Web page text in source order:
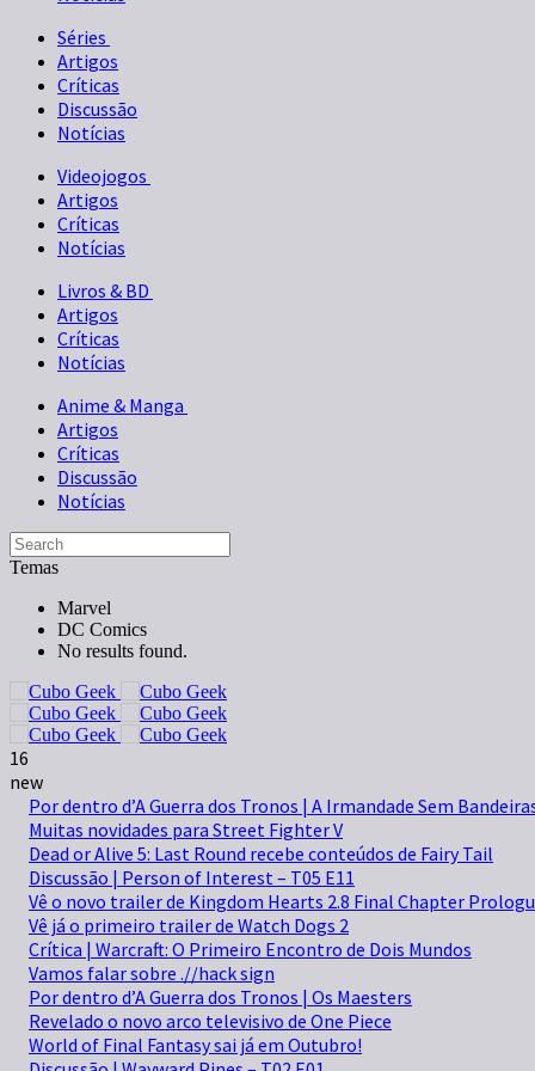
Séries
Artigos
Críticas
Discussão
Notícias
Videojogos
Artigos
Críticas
Notícias
Livros & BD
Artigos
Críticas
Notícias
Anime & Manga
Artigos
Críticas
Discussão
Notícias
Temas
Marvel
DC Comics
No results found.
16
new
Por dentro d’A Guerra dos Tronos | A Irmandade Sem
Muitas novidades para Street Fighter V
Dead or Alive 5: Last Round recebe conteúdos de Fairy Tail
Discussão | Person of Interest – T05 E11
Vê o novo trailer de Kingdom Hearts 2.8 Final Chapter
Vê já o primeiro trailer de Watch Dogs 2
Crítica | Warcraft: O Primeiro Encontro de Dois Mundos
Vamos falar sobre .//hack sign
Por dentro d’A Guerra dos Tronos | Os Maesters
Revelado o novo arco televisivo de One Piece
World of Final Fantasy sai já em Outubro!